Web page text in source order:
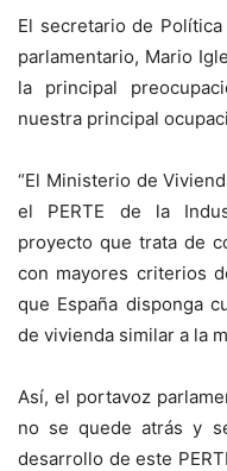
El secretario de
parlamentario, Mario
la principal
nuestra principal
“El Ministerio de
el PERTE de la
proyecto que trata de
con mayores criterios
que España disponga
de vivienda similar a la
Así, el portavoz
no se quede atrás y
desarrollo de este